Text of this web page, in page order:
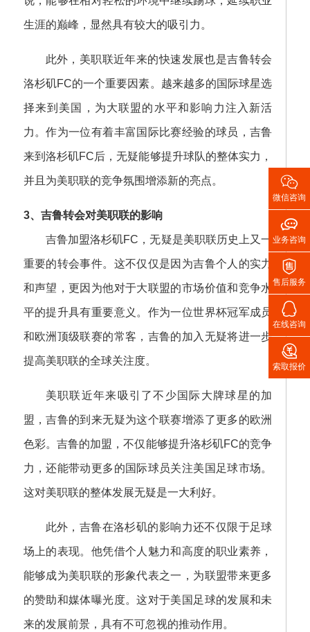
生涯的巅峰，显然具有较大的吸引力。
此外，美职联近年来的快速发展也是吉鲁转会
洛杉矶FC的一个重要因素。越来越多的国际球星选
择来到美国，为大联盟的水平和影响力注入新活
力。作为一位有着丰富国际比赛经验的球员，吉鲁
来到洛杉矶FC后，无疑能够提升球队的整体实力，
并且为美职联的竞争氛围增添新的亮点。
3、吉鲁转会对美职联的影响
吉鲁加盟洛杉矶FC，无疑是美职联历史上又一
重要的转会事件。这不仅仅是因为吉鲁个人的实力
和声望，更因为他对于大联盟的市场价值和竞争水
平的提升具有重要意义。作为一位世界杯冠军成员
和欧洲顶级联赛的常客，吉鲁的加入无疑将进一步
提高美职联的全球关注度。
美职联近年来吸引了不少国际大牌球星的加
盟，吉鲁的到来无疑为这个联赛增添了更多的欧洲
色彩。吉鲁的加盟，不仅能够提升洛杉矶FC的竞争
力，还能带动更多的国际球员关注美国足球市场。
这对美职联的整体发展无疑是一大利好。
此外，吉鲁在洛杉矶的影响力还不仅限于足球
场上的表现。他凭借个人魅力和高度的职业素养，
能够成为美职联的形象代表之一，为联盟带来更多
的赞助和媒体曝光度。这对于美国足球的发展和未
来的发展前景，具有不可忽视的推动作用。

微信咨询

业务咨询

售后服务

在线咨询

索取报价